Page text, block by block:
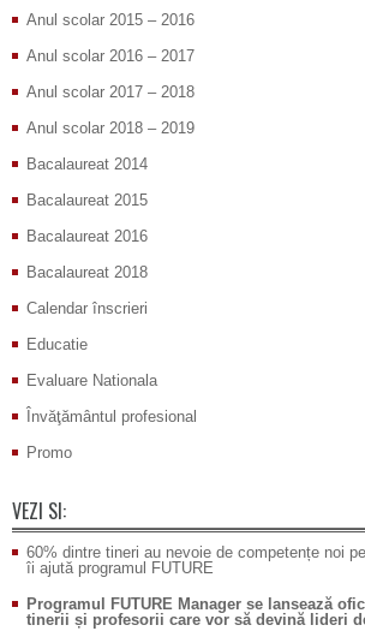
Anul scolar 2015 – 2016
Anul scolar 2016 – 2017
Anul scolar 2017 – 2018
Anul scolar 2018 – 2019
Bacalaureat 2014
Bacalaureat 2015
Bacalaureat 2016
Bacalaureat 2018
Calendar înscrieri
Educatie
Evaluare Nationala
Învăţământul profesional
Promo
VEZI SI:
60% dintre tineri au nevoie de competențe noi
îi ajută programul FUTURE
Programul FUTURE Manager se lansează
tinerii și profesorii care vor să devină lideri